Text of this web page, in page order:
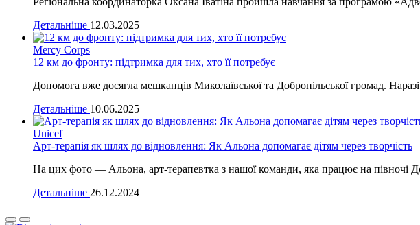
Детальніше 12.03.2025
Mercy Corps
12 км до фронту: підтримка для тих, хто її потребує
Допомога вже досягла мешканців Миколаївської та Добропільської громад.
Детальніше 10.06.2025
Unicef
Арт-терапія як шлях до відновлення: Як Альона допомагає дітям через творчість
На цих фото — Альона, арт-терапевтка з нашої команди, яка працює на півночі
Детальніше 26.12.2024